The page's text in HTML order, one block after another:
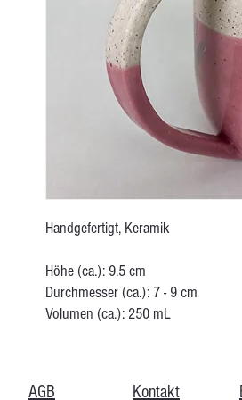
Handgefertigt, Keramik
Höhe (ca.): 9.5 cm
Durchmesser (ca.): 7 - 9 cm
Volumen (ca.): 250 mL
AGB Kontakt